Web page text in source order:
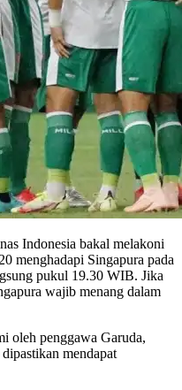
Indonesia bakal melakoni
menghadapi Singapura pada
pukul 19.30 WIB. Jika
wajib menang dalam
oleh penggawa Garuda,
mendapat